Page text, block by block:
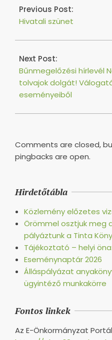
30
Previous Post:
Hivatali szünet
Next Post:
Bűnmegelőzési hírlevél
tolvajok dolgát!
eseményeiből
Comments are closed,
pingbacks are open.
Hirdetőtábla
Közlemény előzetes
Örömmel osztjuk meg
pályáztunk a Tinta
Tájékoztató – helyi
Eseménynaptár 2026
Álláspályázat
ügyintéző munkakörre
Fontos linkek
Az E-Önkormányzat